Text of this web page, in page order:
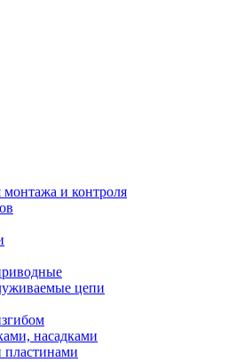
и контроля
цепи
насадками
пластинами